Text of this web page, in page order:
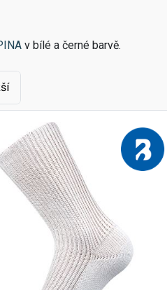
v bílé a černé barvě.